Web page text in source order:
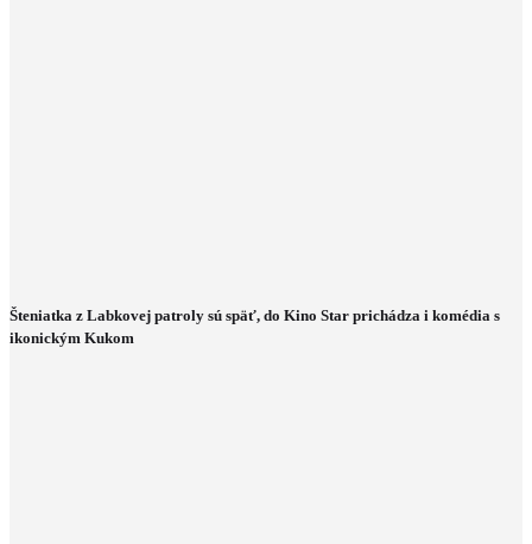
Šteniatka z Labkovej patroly sú späť, do Kino Star prichádza i komédia s
ikonickým Kukom